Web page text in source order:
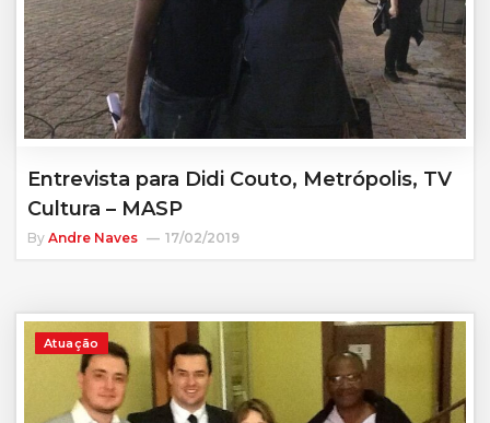
Entrevista para Didi Couto, Metrópolis, TV
Cultura – MASP
By Andre Naves 17/02/2019
Atuação